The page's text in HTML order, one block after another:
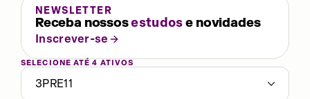
NEWSLETTER
Receba nossosestudose novidades
Inscrever-se
SELECIONE ATÉ 4 ATIVOS
3PRE11